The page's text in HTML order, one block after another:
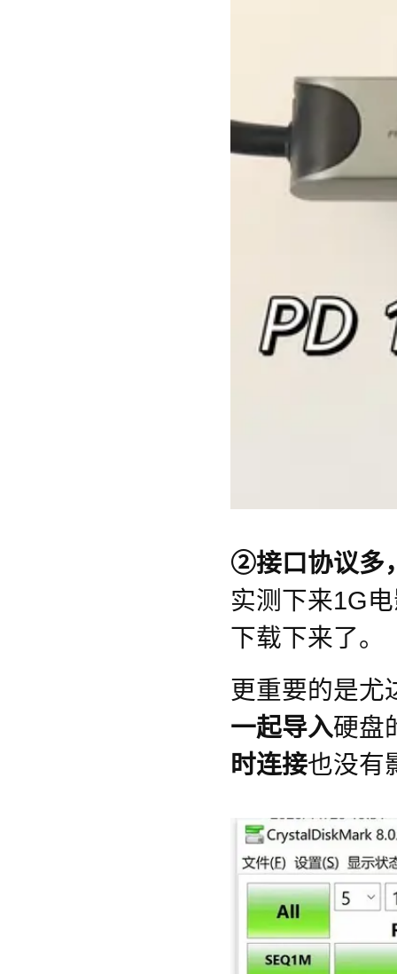
②接口协议多
实测下来1G
下载下来了。
更重要的是尤
一起导入硬盘
时连接也没有